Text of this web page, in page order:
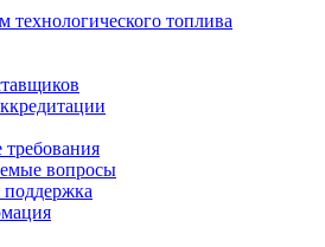
технологического топлива
требования
вопросы
поддержка